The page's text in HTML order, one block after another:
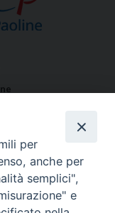
generale
per
anche per
semplici",
e